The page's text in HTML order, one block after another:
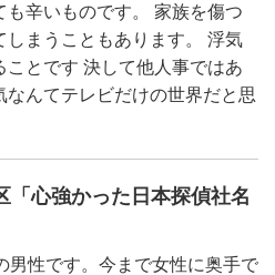
辛いものです。 家族を傷つ
しまうこともあります。 浮気
とです 決して他人事ではあ
なんてテレビだけの世界だと思
「心強かった日本探偵社名
男性です。今まで女性に奥手で